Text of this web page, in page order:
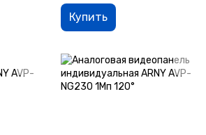
Купить